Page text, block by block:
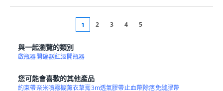
1 2 3 4 5
與一起瀏覽的類別
啟瓶器開罐器紅酒開瓶器
您可能會喜歡的其他產品
約束帶奈米噴霧機薰衣草膏3m透氣膠帶止血帶除疤免縫膠帶